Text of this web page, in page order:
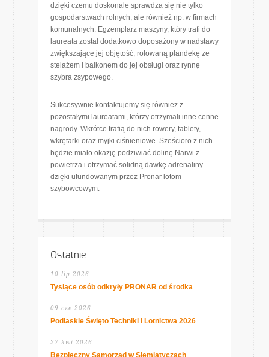
dzięki czemu doskonale sprawdza się nie tylko
gospodarstwach rolnych, ale również np. w firmach
komunalnych. Egzemplarz maszyny, który trafi do
laureata został dodatkowo doposażony w nadstawy
zwiększające jej objętość, rolowaną plandekę ze
stelażem i balkonem do jej obsługi oraz rynnę
szybra zsypowego.
Sukcesywnie kontaktujemy się również z
pozostałymi laureatami, którzy otrzymali inne cenne
nagrody. Wkrótce trafią do nich rowery, tablety,
wkrętarki oraz myjki ciśnieniowe. Sześcioro z nich
będzie miało okazję podziwiać dolinę Narwi z
powietrza i otrzymać solidną dawkę adrenaliny
dzięki ufundowanym przez Pronar lotom
szybowcowym.
Ostatnie
10 lip 2026
Tysiące osób odkryły PRONAR od środka
09 cze 2026
Podlaskie Święto Techniki i Lotnictwa 2026
27 kwi 2026
Bezpieczny Samorząd w Siemiatyczach